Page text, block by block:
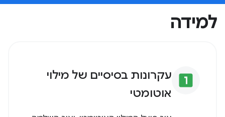
למידה
looks_one עקרונות בסיסיים של מילוי
אוטומטי